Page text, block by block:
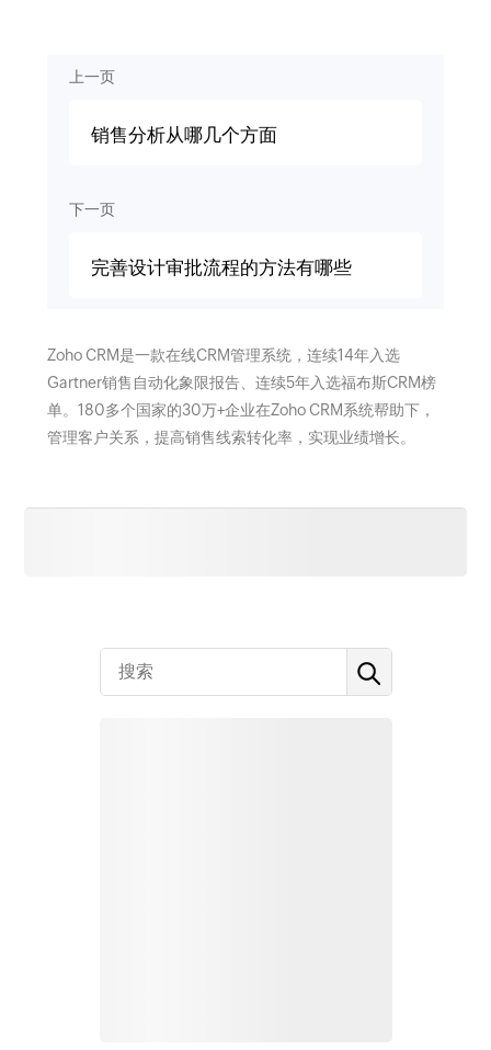
上一页
销售分析从哪几个方面
下一页
完善设计审批流程的方法有哪些
Zoho CRM是一款在线CRM管理系统，连续14年入选
Gartner销售自动化象限报告、连续5年入选福布斯CRM榜
单。180多个国家的30万+企业在Zoho CRM系统帮助下，
管理客户关系，提高销售线索转化率，实现业绩增长。